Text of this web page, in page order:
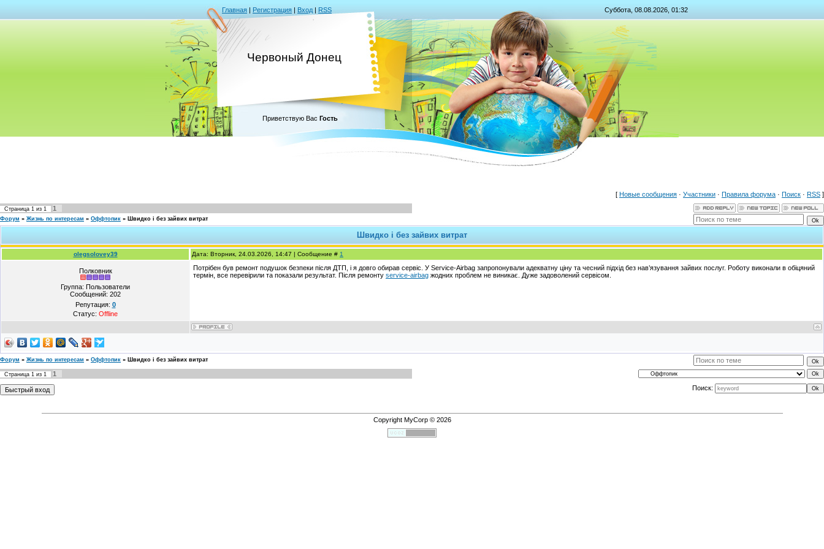
Главная | Регистрация | Вход | RSS Суббота, 08.08.2026, 01:32
Червоный Донец
Приветствую Вас Гость
[ Новые сообщения · Участники · Правила форума · Поиск · RSS ]
Страница 1 из 1 1
Форум » Жизнь по интересам » Оффтопик » Швидко і без зайвих витрат
Швидко і без зайвих витрат
olegsolovey39 Дата: Вторник, 24.03.2026, 14:47 | Сообщение # 1
Полковник
Группа: Пользователи
Сообщений: 202
Репутация: 0
Статус: Offline
Потрібен був ремонт подушок безпеки після ДТП, і я довго обирав сервіс. У Service-Airbag запропонували адекватну ціну та чесний підхід без нав’язування зайвих послуг. Роботу виконали в обіцяний
термін, все перевірили та показали результат. Після ремонту service-airbag жодних проблем не виникає. Дуже задоволений сервісом.
Форум » Жизнь по интересам » Оффтопик » Швидко і без зайвих витрат
Страница 1 из 1
1
Поиск:
Copyright MyCorp © 2026